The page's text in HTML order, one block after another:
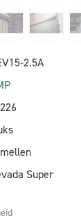
2.5A
Super